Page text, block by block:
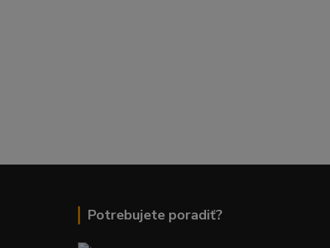
Potrebujete poradiť?